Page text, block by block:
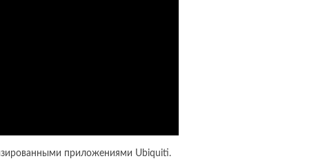
приложениями Ubiquiti.